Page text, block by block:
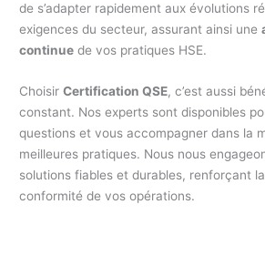
de s’adapter rapidement aux évolutions
exigences du secteur, assurant ainsi une
continue de vos pratiques HSE.
ChoisirCertification QSE, c’est aussi
constant. Nos experts sont disponibles
questions et vous accompagner dans la
meilleures pratiques. Nous nous
solutions fiables et durables, renforçant
conformité de vos opérations.